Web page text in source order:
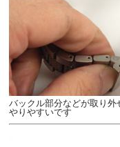
バックル部分などが取り
やりやすいです